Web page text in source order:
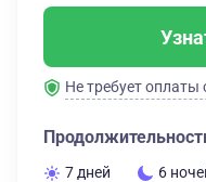
Не требует оплаты
7 дней 6